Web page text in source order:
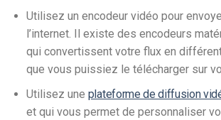
Utilisez un encodeur vidéo pour
l’internet. Il existe des encodeurs
qui convertissent votre flux en
que vous puissiez le télécharger sur
Utilisez une plateforme de diffusion
et qui vous permet de personnaliser